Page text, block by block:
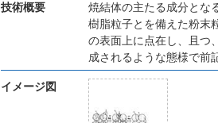
技術概要
焼結体の主たる成分とな
樹脂粒子とを備えた粉末
の表面上に点在し、且つ
成されるような態様で前
イメージ図